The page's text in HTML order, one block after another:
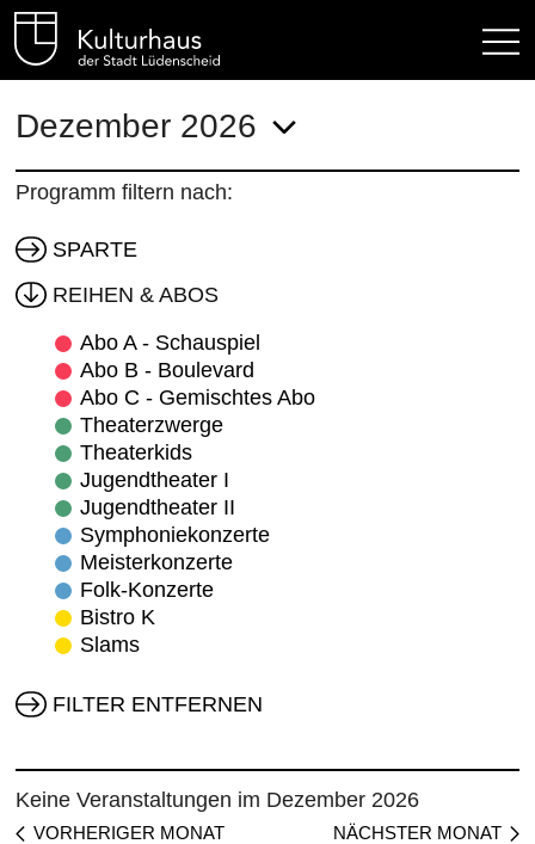
Kulturhaus Lüdenscheid
Dezember 2026
Programm filtern nach:
SPARTE
REIHEN & ABOS
Abo A - Schauspiel
Abo B - Boulevard
Abo C - Gemischtes Abo
Theaterzwerge
Theaterkids
Jugendtheater I
Jugendtheater II
Symphoniekonzerte
Meisterkonzerte
Folk-Konzerte
Bistro K
Slams
FILTER ENTFERNEN
Keine Veranstaltungen im Dezember 2026
VORHERIGER MONAT NÄCHSTER MONAT